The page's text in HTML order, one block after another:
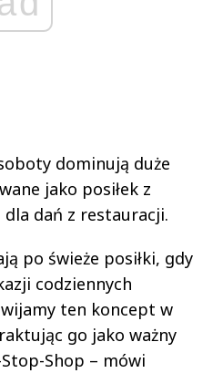
dominują duże
jako posiłek z
dań z restauracji.
po świeże posiłki, gdy
codziennych
ten koncept w
go jako ważny
Shop – mówi